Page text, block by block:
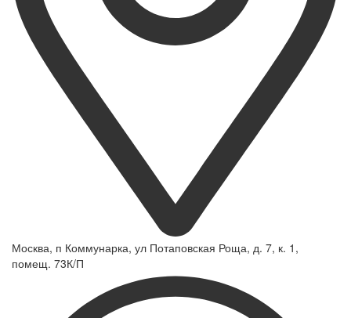
Москва, п Коммунарка, ул Потаповская Роща, д. 7, к. 1,
помещ. 73К/П